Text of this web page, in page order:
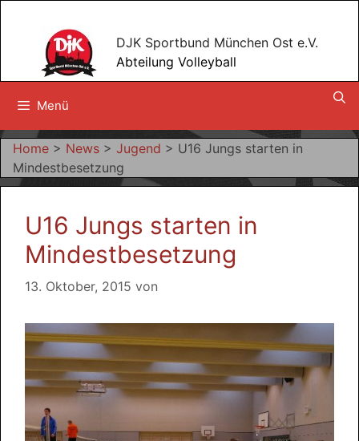
springen
DJK Sportbund München Ost e.V.
Abteilung Volleyball
Menü
Home > News > Jugend > U16 Jungs starten in
Mindestbesetzung
U16 Jungs starten in
Mindestbesetzung
13. Oktober, 2015 von